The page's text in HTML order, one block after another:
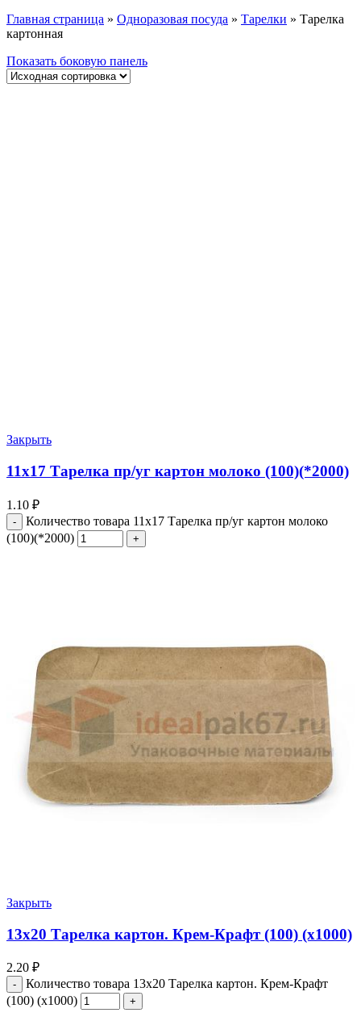
Главная страница » Одноразовая посуда » Тарелки » Тарелка
картонная
Показать боковую панель
Закрыть
11х17 Тарелка пр/уг картон молоко (100)(*2000)
1.10 ₽
Количество товара 11х17 Тарелка пр/уг картон молоко
(100)(*2000)
Закрыть
13х20 Тарелка картон. Крем-Крафт (100) (х1000)
2.20 ₽
Количество товара 13х20 Тарелка картон. Крем-Крафт
(100) (х1000)